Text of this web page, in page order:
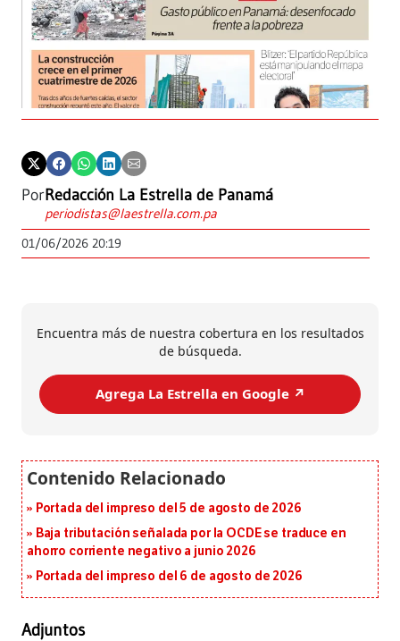
PorRedacción La Estrella de Panamá
periodistas@laestrella.com.pa
01/06/2026 20:19
Encuentra más de nuestra cobertura en los resultados
de búsqueda.
Agrega La Estrella en Google ↗️
Portada del impreso del 5 de agosto de 2026
Baja tributación señalada por la OCDE se traduce en
ahorro corriente negativo a junio 2026
Portada del impreso del 6 de agosto de 2026
Adjuntos